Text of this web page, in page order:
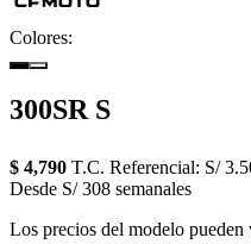
Colores:
300SR S
$ 4,790 T.C. Referencial: S/
Desde S/ 308 semanales
Los precios del modelo